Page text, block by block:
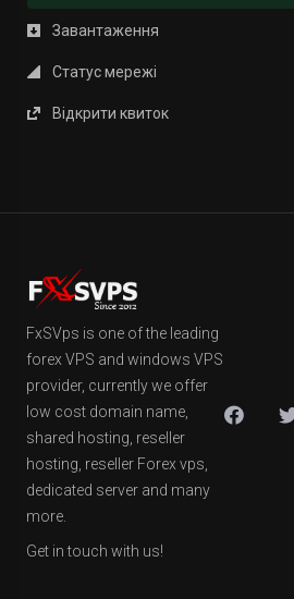
Завантаження
Статус мережі
Відкрити квиток
FxSVps is one of the leading
forex VPS and windows VPS
provider, currently we offer
low cost domain name,
shared hosting, reseller
hosting, reseller Forex vps,
dedicated server and many
more.
Get in touch with us!